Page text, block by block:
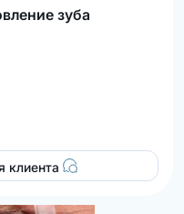
зуба
клиента